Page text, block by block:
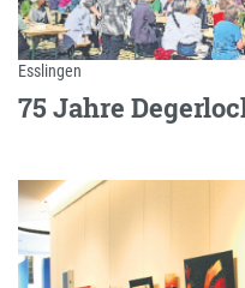
Esslingen
75 Jahre